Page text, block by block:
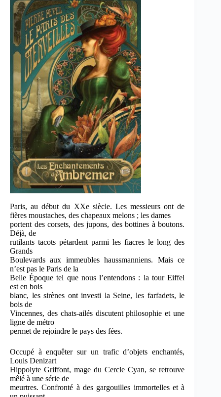
Paris, au début du XXe siècle. Les messieurs ont de
fières moustaches, des chapeaux melons ; les dames
portent des corsets, des jupons, des bottines à boutons.
Déjà, de
rutilants tacots pétardent parmi les fiacres le long des
Grands
Boulevards aux immeubles haussmanniens. Mais ce
n’est pas le Paris de la
Belle Époque tel que nous l’entendons : la tour Eiffel
est en bois
blanc, les sirènes ont investi la Seine, les farfadets, le
bois de
Vincennes, des chats-ailés discutent philosophie et une
ligne de métro
permet de rejoindre le pays des fées.
Occupé à enquêter sur un trafic d’objets enchantés,
Louis Denizart
Hippolyte Griffont, mage du Cercle Cyan, se retrouve
mêlé à une série de
meurtres. Confronté à des gargouilles immortelles et à